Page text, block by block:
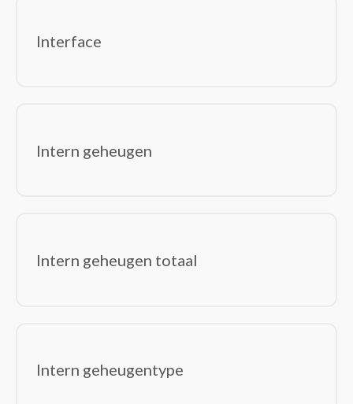
Interface
Intern geheugen
Intern geheugen totaal
Intern geheugentype